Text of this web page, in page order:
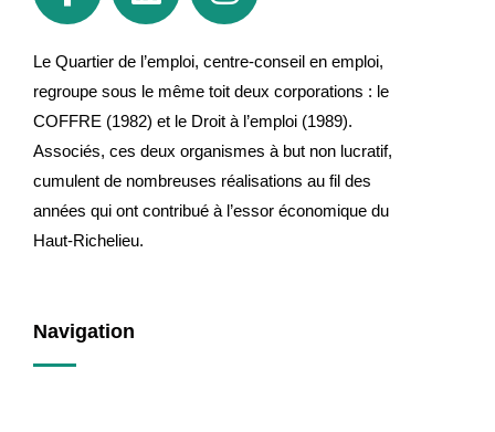
Le Quartier de l’emploi, centre-conseil en emploi,
regroupe sous le même toit deux corporations : le
COFFRE (1982) et le Droit à l’emploi (1989).
Associés, ces deux organismes à but non lucratif,
cumulent de nombreuses réalisations au fil des
années qui ont contribué à l’essor économique du
Haut-Richelieu.
Navigation